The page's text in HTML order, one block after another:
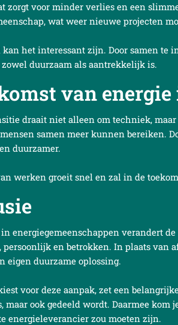
zorgt voor minder verlies en een
wat weer nieuwe projecten
het interessant zijn. Door samen te
duurzaam als aantrekkelijk is.
van
draait niet alleen om techniek,
samen meer kunnen bereiken.
duurzamer.
werken groeit snel en zal in de
energiegemeenschappen verandert
persoonlijk en betrokken. In plaats van
eigen duurzame oplossing.
voor deze aanpak, zet een
maar ook gedeeld wordt. Daarmee
energieleverancier zou moeten zijn.